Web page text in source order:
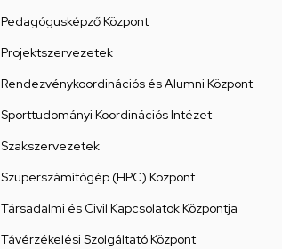
Pedagógusképző Központ
Projektszervezetek
Rendezvénykoordinációs és Alumni Központ
Sporttudományi Koordinációs Intézet
Szakszervezetek
Szuperszámítógép (HPC) Központ
Társadalmi és Civil Kapcsolatok Központja
Távérzékelési Szolgáltató Központ